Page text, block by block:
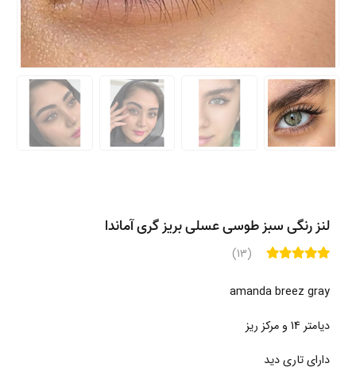
لنز رنگی سبز طوسی عسلی بریز گری آماندا
(13)
amanda breez gray
دیامتر 14 و مرکز ریز
دارای تاری دید